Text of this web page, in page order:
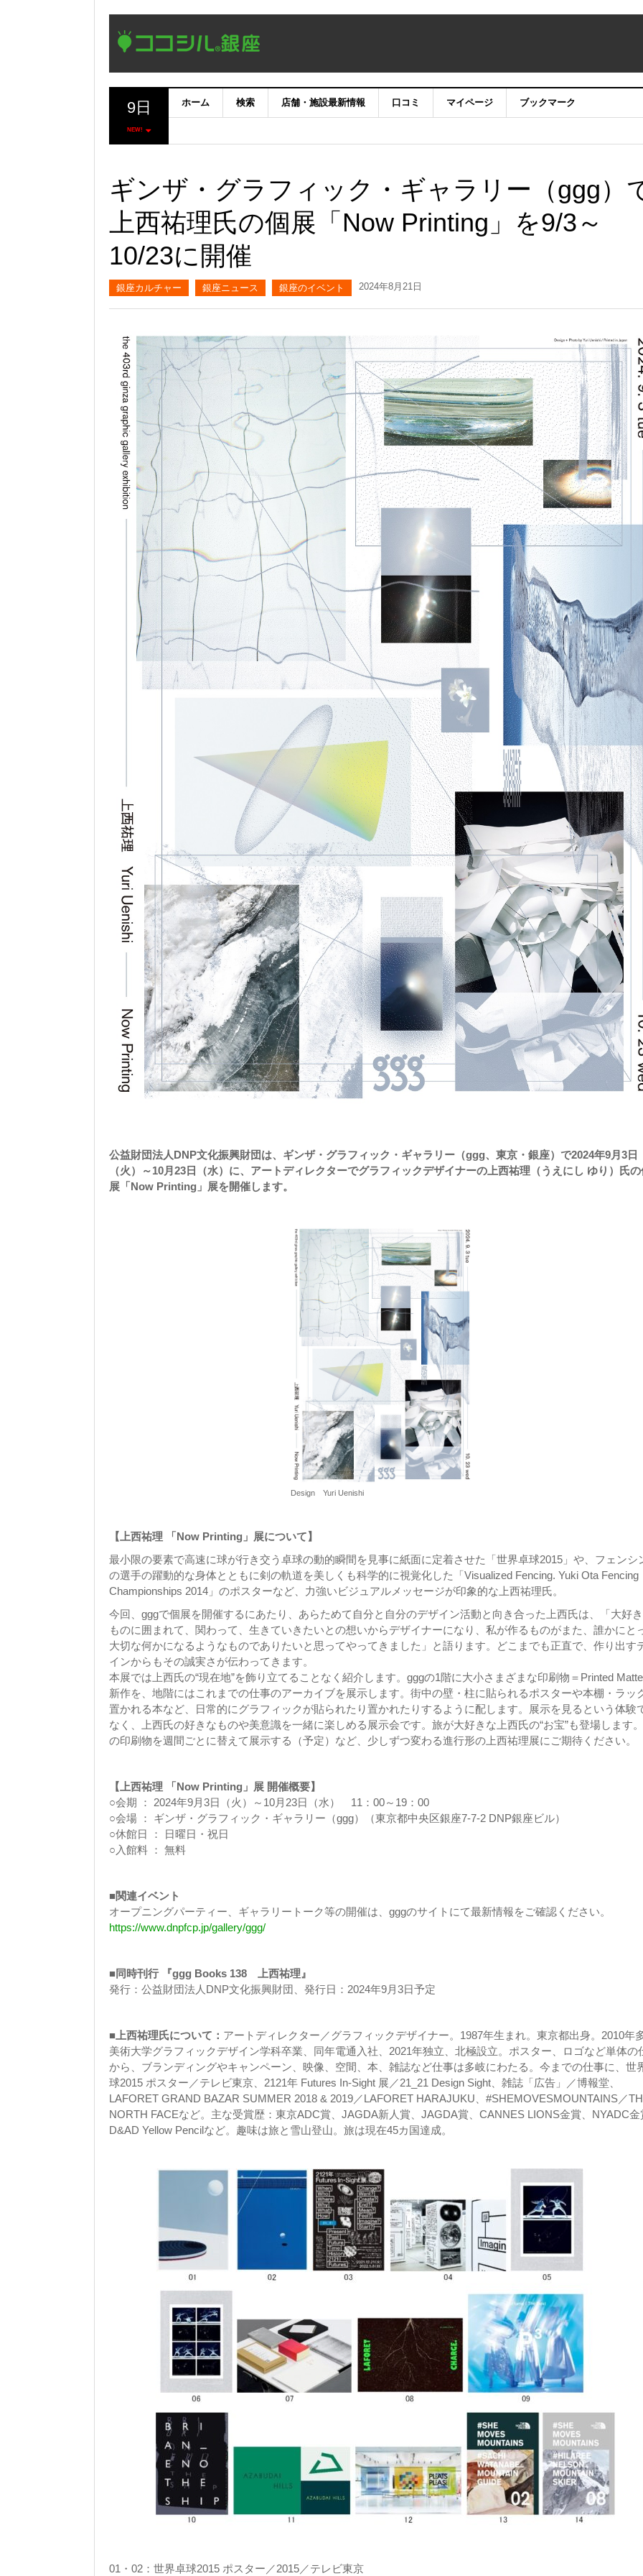
9日
NEW!
ホーム 検索 店舗・施設最新情報 口コミ マイページ ブックマーク
ギンザ・グラフィック・ギャラリー（ggg）
上西祐理氏の個展「Now Printing」を9/3～
10/23に開催
銀座カルチャー 銀座ニュース 銀座のイベント 2024年8月21日
公益財団法人DNP文化振興財団は、ギンザ・グラフィック・ギャラリー（ggg、東京・銀座）で2024年9月3日
（火）～10月23日（水）に、アートディレクターでグラフィックデザイナーの上西祐理（うえにし ゆり）氏の
展「Now Printing」展を開催します。
Design Yuri Uenishi
【上西祐理 「Now Printing」展について】
最小限の要素で高速に球が行き交う卓球の動的瞬間を見事に紙面に定着させた「世界卓球2015」や、フェンシ
の選手の躍動的な身体とともに剣の軌道を美しくも科学的に視覚化した「Visualized Fencing. Yuki Ota Fencing
Championships 2014」のポスターなど、力強いビジュアルメッセージが印象的な上西祐理氏。
今回、gggで個展を開催するにあたり、あらためて自分と自分のデザイン活動と向き合った上西氏は、「大好
ものに囲まれて、関わって、生きていきたいとの想いからデザイナーになり、私が作るものがまた、誰かにと
大切な何かになるようなものでありたいと思ってやってきました」と語ります。どこまでも正直で、作り出す
インからもその誠実さが伝わってきます。
本展では上西氏の“現在地”を飾り立てることなく紹介します。gggの1階に大小さまざまな印刷物＝Printed
新作を、地階にはこれまでの仕事のアーカイブを展示します。街中の壁・柱に貼られるポスターや本棚・ラッ
置かれる本など、日常的にグラフィックが貼られたり置かれたりするように配します。展示を見るという体験
なく、上西氏の好きなものや美意識を一緒に楽しめる展示会です。旅が大好きな上西氏の“お宝”も登場します
の印刷物を週間ごとに替えて展示する（予定）など、少しずつ変わる進行形の上西祐理展にご期待ください。
【上西祐理 「Now Printing」展 開催概要】
○会期 ： 2024年9月3日（火）～10月23日（水） 11：00～19：00
○会場 ： ギンザ・グラフィック・ギャラリー（ggg）（東京都中央区銀座7-7-2 DNP銀座ビル）
○休館日 ： 日曜日・祝日
○入館料 ： 無料
■関連イベント
オープニングパーティー、ギャラリートーク等の開催は、gggのサイトにて最新情報をご確認ください。
https://www.dnpfcp.jp/gallery/ggg/
■同時刊行 『ggg Books 138 上西祐理』
発行：公益財団法人DNP文化振興財団、発行日：2024年9月3日予定
■上西祐理氏について： アートディレクター／グラフィックデザイナー。1987年生まれ。東京都出身。2010年
美術大学グラフィックデザイン学科卒業、同年電通入社、2021年独立、北極設立。ポスター、ロゴなど単体の
から、ブランディングやキャンペーン、映像、空間、本、雑誌など仕事は多岐にわたる。今までの仕事に、世
球2015 ポスター／テレビ東京、2121年 Futures In-Sight 展／21_21 Design Sight、雑誌「広告」／博報堂、
LAFORET GRAND BAZAR SUMMER 2018 & 2019／LAFORET HARAJUKU、#SHEMOVESMOUNTAINS／
NORTH FACEなど。主な受賞歴：東京ADC賞、JAGDA新人賞、JAGDA賞、CANNES LIONS金賞、NYADC金
D&AD Yellow Pencilなど。趣味は旅と雪山登山。旅は現在45カ国達成。
01・02：世界卓球2015 ポスター／2015／テレビ東京